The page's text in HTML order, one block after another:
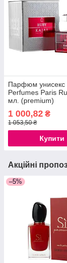
Парфюм унисекс
Perfumes Paris
мл. (premium)
1 000,82 ₴
1 053,50 ₴
Купити
Акційні
–5%